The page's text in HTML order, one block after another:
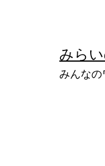
みら
みんなの